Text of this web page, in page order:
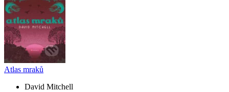
Atlas mraků
David Mitchell